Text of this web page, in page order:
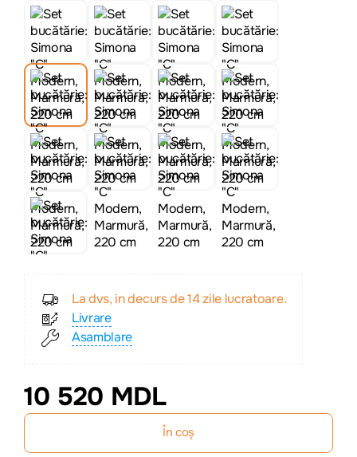
La dvs, in decurs de 14 zile lucratoare.
Livrare
Asamblare
10 520 MDL
În coș